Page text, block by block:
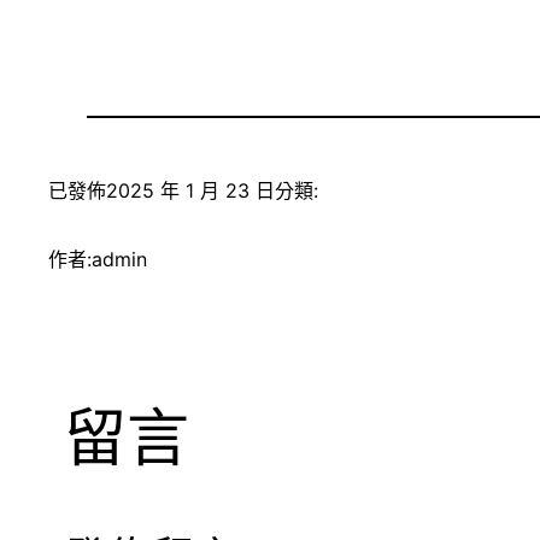
已發佈2025 年 1 月 23 日 分類:
作者:admin
留言